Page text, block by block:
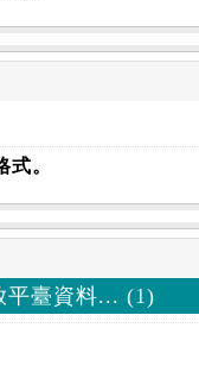
式。
平臺資料... (1)